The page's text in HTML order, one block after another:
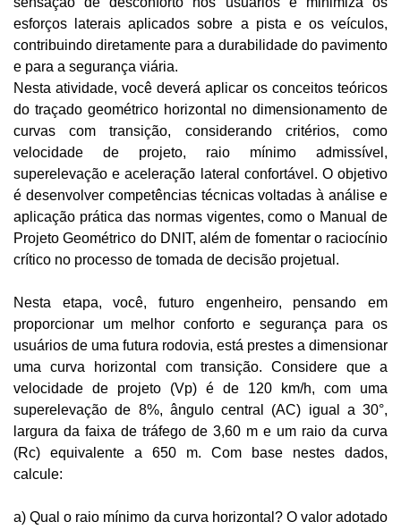
esforços laterais aplicados sobre a pista e os veículos,
contribuindo diretamente para a durabilidade do pavimento
e para a segurança viária.
Nesta atividade, você deverá aplicar os conceitos teóricos
do traçado geométrico horizontal no dimensionamento de
curvas com transição, considerando critérios, como
velocidade de projeto, raio mínimo admissível,
superelevação e aceleração lateral confortável. O objetivo
é desenvolver competências técnicas voltadas à análise e
aplicação prática das normas vigentes, como o Manual de
Projeto Geométrico do DNIT, além de fomentar o raciocínio
crítico no processo de tomada de decisão projetual.
Nesta etapa, você, futuro engenheiro, pensando em
proporcionar um melhor conforto e segurança para os
usuários de uma futura rodovia, está prestes a dimensionar
uma curva horizontal com transição. Considere que a
velocidade de projeto (Vp) é de 120 km/h, com uma
superelevação de 8%, ângulo central (AC) igual a 30°,
largura da faixa de tráfego de 3,60 m e um raio da curva
(Rc) equivalente a 650 m. Com base nestes dados,
calcule:
a) Qual o raio mínimo da curva horizontal? O valor adotado